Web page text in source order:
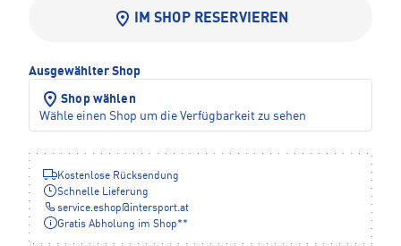
IM SHOP RESERVIEREN
Ausgewählter Shop
Shop wählen
Wähle einen Shop um die Verfügbarkeit zu sehen
Kostenlose Rücksendung
Schnelle Lieferung
service.eshop@intersport.at
Gratis Abholung im Shop**